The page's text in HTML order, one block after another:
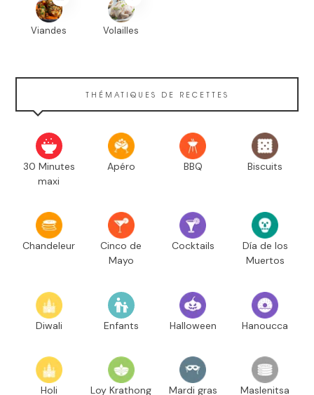
Viandes Volailles
THÉMATIQUES DE RECETTES
30 Minutes
maxi
Apéro BBQ Biscuits
Chandeleur
Cinco de
Mayo
Cocktails
Día de los
Muertos
Diwali Enfants Halloween Hanoucca
Holi Loy Krathong Mardi gras Maslenitsa